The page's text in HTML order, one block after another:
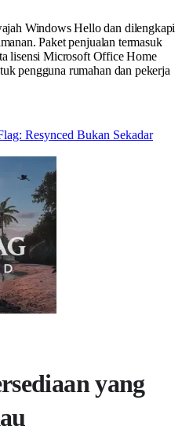
Windows Hello dan dilengkapi
Paket penjualan termasuk
lisensi Microsoft Office Home
pengguna rumahan dan pekerja
Resynced Bukan Sekadar
yang